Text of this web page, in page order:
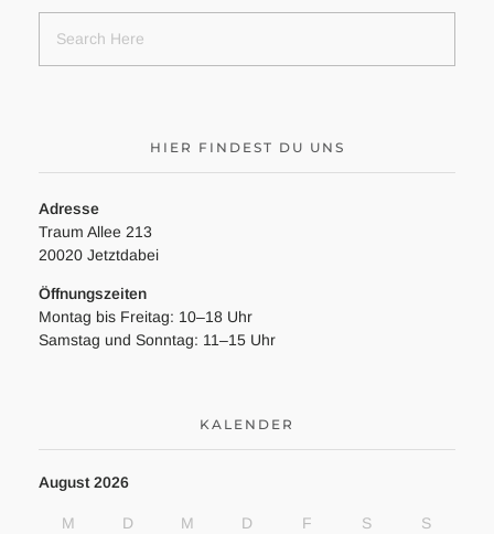
HIER FINDEST DU UNS
Adresse
Traum Allee 213
20020 Jetztdabei
Öffnungszeiten
Montag bis Freitag: 10–18 Uhr
Samstag und Sonntag: 11–15 Uhr
KALENDER
August 2026
M D M D F S S